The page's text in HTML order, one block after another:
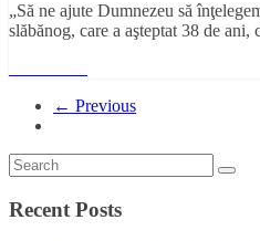
„Să ne ajute Dumnezeu să
slăbănog, care a aşteptat 38 de ani,
← Previous
Recent Posts